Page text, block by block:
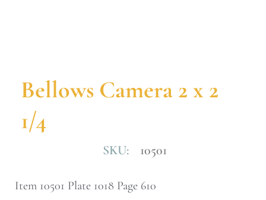
Bellows Camera 2 x 2
1/4
SKU: 10501
Item 10501 Plate 1018 Page 610